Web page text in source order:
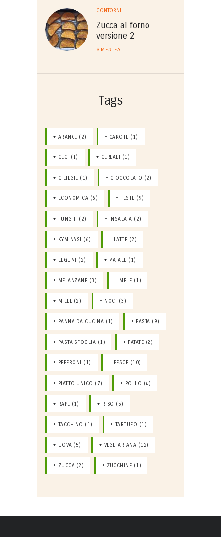
CONTORNI
Zucca al forno
versione 2
8 MESI FA
Tags
ARANCE (2) CAROTE (1)
CECI (1) CEREALI (1)
CILIEGIE (1) CIOCCOLATO (2)
ECONOMICA (6) FESTE (9)
FUNGHI (2) INSALATA (2)
KYMINASI (6) LATTE (2)
LEGUMI (2) MAIALE (1)
MELANZANE (3) MELE (1)
MIELE (2) NOCI (3)
PANNA DA CUCINA (1) PASTA (9)
PASTA SFOGLIA (1) PATATE (2)
PEPERONI (1) PESCE (10)
PIATTO UNICO (7) POLLO (4)
RAPE (1) RISO (5)
TACCHINO (1) TARTUFO (1)
UOVA (5) VEGETARIANA (12)
ZUCCA (2) ZUCCHINE (1)